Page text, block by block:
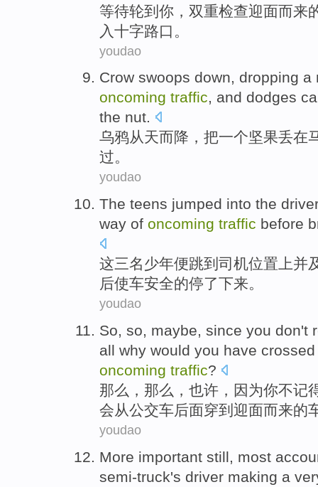
等待轮到 你 ， 双重检查迎面而来
入 十字路口。
youdao
Crow swoops down, dropping a
oncoming traffic, and dodges
the nut.
乌鸦从天而降 ，把一个坚果丢在
过。
youdao
The teens jumped into the
way of oncoming traffic before
这三名少年便跳到 司机位置上并
后使车安全的停了下来。
youdao
So, so, maybe, since you don't
all why would you have
oncoming traffic?
那么 ，那么， 也许 ， 因为你不记
会从公交车后面穿到迎面而来的
youdao
More important still, most
semi-truck's driver making a